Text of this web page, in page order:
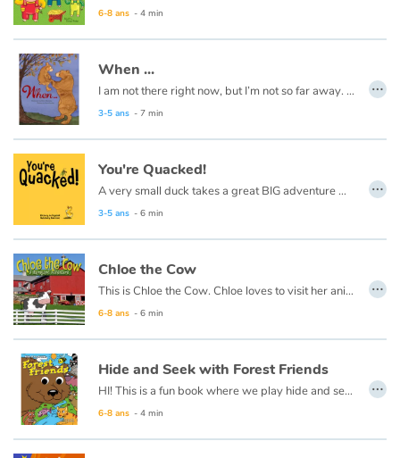
6-8 ans - 4 min
When ...
I am not there right now, but I’m not so far away. I can still feel your love, and that makes it okay. I hope you can hear how much I love you. I hope this book helps you feel my love through and through.
3-5 ans - 7 min
…
You're Quacked!
A very small duck takes a great BIG adventure walking through the world looking for a place to belong. From one elephant and two giraffes to five little monkeys and eight eight-legged spiders, everyone thinks this little duck is quacked! Maybe they're right...
3-5 ans - 6 min
…
Chloe the Cow
This is Chloe the Cow. Chloe loves to visit her animal friends around the farm. Let’s join Chloe for a walk around the farm to hear what they have to say...
6-8 ans - 6 min
…
Hide and Seek with Forest Friends
HI! This is a fun book where we play hide and seek. If you think you‘d like to play it is okay to take a peek. When you’re ready just say “go!” I will hide inside the book, and the friendly forest creatures will all try to help you look!
6-8 ans - 4 min
…